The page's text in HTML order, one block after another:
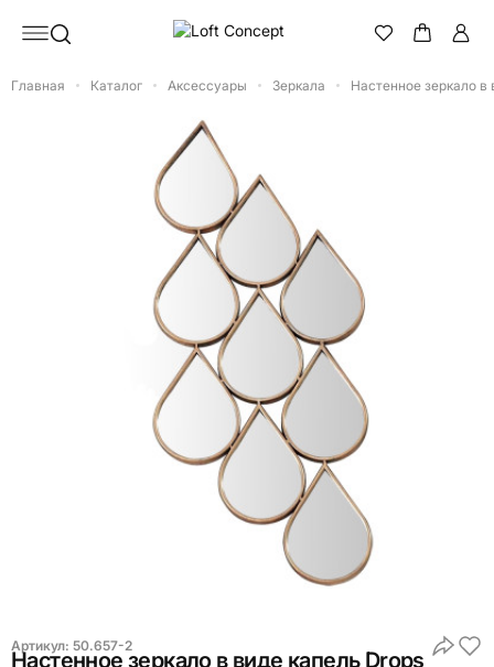
Главная Каталог Аксессуары Зеркала Настенное зеркало в
Артикул: 50.657-2
Настенное зеркало в виде капель Drops